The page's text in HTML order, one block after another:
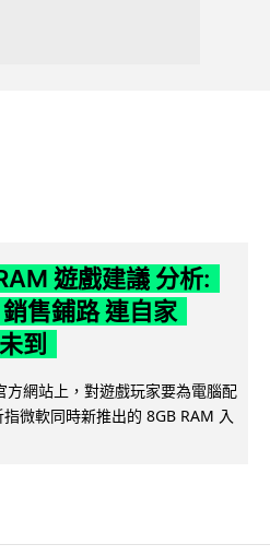
遊戲建議 分析:
售鋪路 連自家
到
網站上，對遊戲玩家要為電腦配
微軟同時新推出的 8GB RAM 入